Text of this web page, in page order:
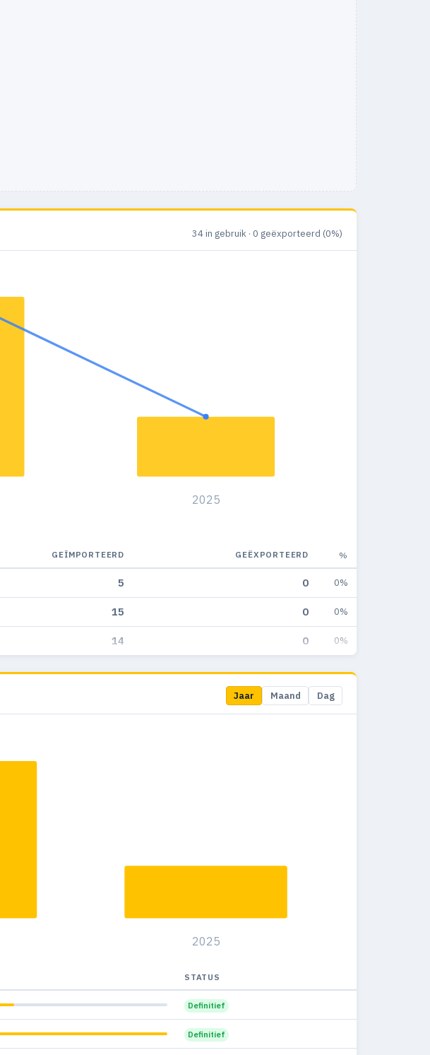
34 in gebruik · 0 geëxporteerd (0%)
2025
GEÏMPORTEERD GEËXPORTEERD %
5 0 0%
15 0 0%
14 0 0%
Jaar Maand Dag
2025
STATUS
Definitief
Definitief